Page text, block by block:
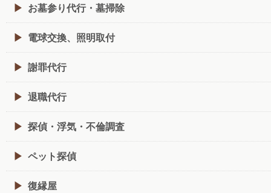
お墓参り代行・墓掃除
電球交換、照明取付
謝罪代行
退職代行
探偵・浮気・不倫調査
ペット探偵
復縁屋